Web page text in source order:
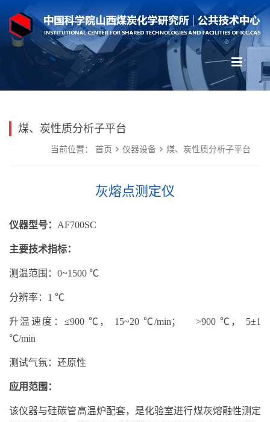
煤、炭性质分析子平台
当前位置： 首页 仪器设备 煤、炭性质分析子平台
灰熔点测定仪
仪器型号： AF700SC
主要技术指标：
测温范围：0~1500 ℃
分辨率：1 ℃
升温速度：≤900 ℃， 15~20 ℃/min； >900 ℃， 5±1
℃/min
测试气氛：还原性
应用范围：
该仪器与硅碳管高温炉配套，是化验室进行煤灰熔融性测定